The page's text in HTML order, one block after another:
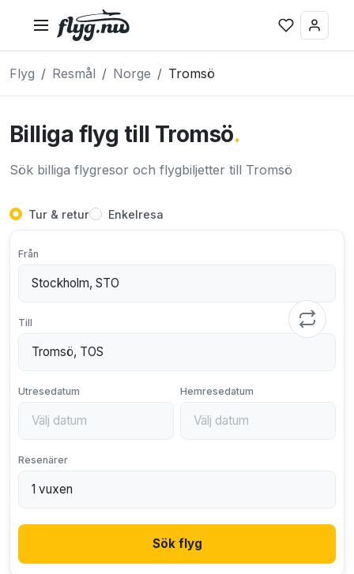
Flyg Resmål Norge Tromsö
Billiga flyg till Tromsö.
Sök billiga flygresor och flygbiljetter till Tromsö
Tur & retur Enkelresa
Från
Till
Utresedatum Hemresedatum
Resenärer
Sök flyg